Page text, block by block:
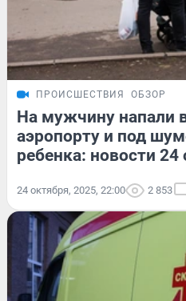
ПРОИСШЕСТВИЯ ОБЗОР
На мужчину напали
аэропорту и под
ребенка: новости 24
24 октября, 2025, 22:00 2 853